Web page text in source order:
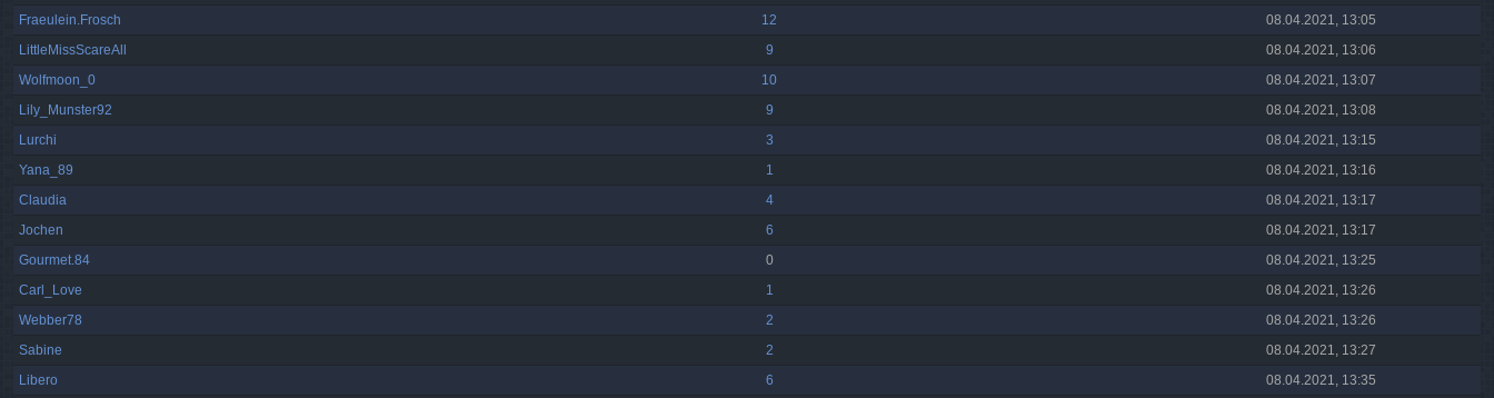
Fraeulein.Frosch
12
08.04.2021, 13:05
LittleMissScareAll
9
08.04.2021, 13:06
Wolfmoon_0
10
08.04.2021, 13:07
Lily_Munster92
9
08.04.2021, 13:08
Lurchi
3
08.04.2021, 13:15
Yana_89
1
08.04.2021, 13:16
Claudia
4
08.04.2021, 13:17
Jochen
6
08.04.2021, 13:17
Gourmet.84
0
08.04.2021, 13:25
Carl_Love
1
08.04.2021, 13:26
Webber78
2
08.04.2021, 13:26
Sabine
2
08.04.2021, 13:27
Libero
6 08.04.2021, 13:35